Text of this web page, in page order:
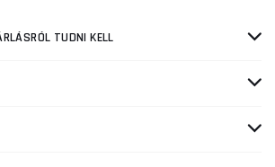
TUDNI KELL